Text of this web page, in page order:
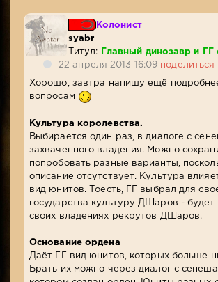
Колонист
syabr
Титул:
Главный динозавр и ГГ
22 апреля 2013 16:09 поделиться
Хорошо, завтра напишу ещё
вопросам
Культура королевства.
Выбирается один раз, в диалоге с
захваченного владения. Можно
попробовать разные варианты,
описание отсутствует. Культура
вид юнитов. Тоесть, ГГ выбрал для
государства культуру ДШаров - будет
своих владениях рекрутов ДШаров.
Основание ордена
Даёт ГГ вид юнитов, которых больше
Брать их можно через диалог с